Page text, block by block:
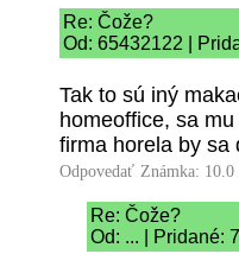
Re: Čože?
Od: 65432122 |
Tak to sú iný
homeoffice, sa
firma horela by sa
Odpovedať Známka: 10.0
Re: Čože?
Od: ... | Pridané: